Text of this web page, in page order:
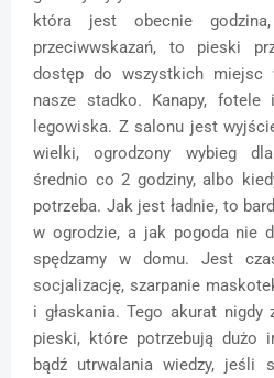
która jest obecnie
przeciwwskazań, to pieski
dostęp do wszystkich
nasze stadko. Kanapy,
legowiska. Z salonu jest
wielki, ogrodzony wybieg
średnio co 2 godziny, albo
potrzeba. Jak jest ładnie, to
w ogrodzie, a jak pogoda nie
spędzamy w domu. Jest
socjalizację, szarpanie
i głaskania. Tego akurat
pieski, które potrzebują dużo
bądź utrwalania wiedzy, jeśli